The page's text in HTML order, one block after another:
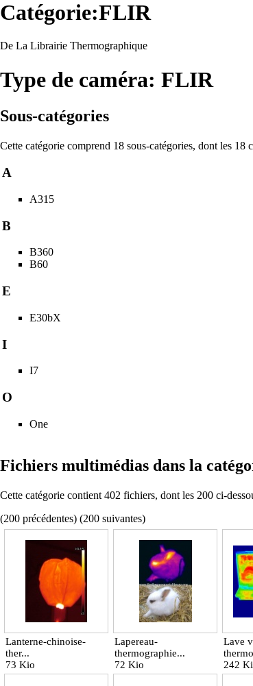
Catégorie:FLIR
De La Librairie Thermographique
Type de caméra: FLIR
Sous-catégories
Cette catégorie comprend 18 sous-catégories, dont les 18
A
A315
B
B360
B60
E
E30bX
I
I7
O
One
Fichiers multimédias dans la
Cette catégorie contient 402 fichiers, dont les 200 ci-
(200 précédentes) (200 suivantes)
Lanterne-chinoise-
ther...
73 Kio
Lapereau-
thermographie...
72 Kio
Lave
242